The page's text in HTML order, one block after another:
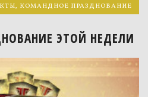
, КОМАНДНОЕ ПРАЗДНОВАНИЕ
ЭТОЙ НЕДЕЛИ